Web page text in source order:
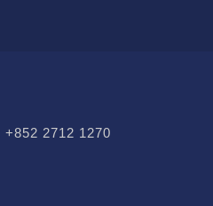
+852 2712 1270